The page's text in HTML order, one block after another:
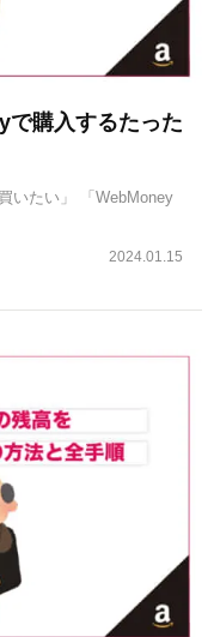
購入するたった
いたい」 「WebMoney
2024.01.15